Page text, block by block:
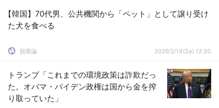
【韓国】70代男、公共機関から「ペット」として譲り受け
た犬を食べる
脱亜論 2026/2/14(Sa) 12:30
トランプ「これまでの環境政策は詐欺だっ
た。オバマ・バイデン政権は国から金を搾
り取っていた」